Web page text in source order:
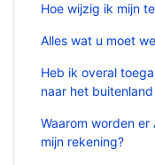
Hoe wijzig ik mijn
Alles wat u moet
Heb ik overal
naar het buitenland
Waarom worden er
mijn rekening?